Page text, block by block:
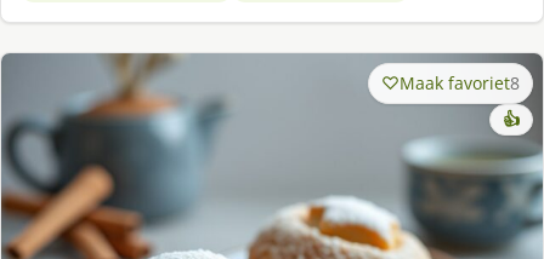
Maak favoriet8
👍